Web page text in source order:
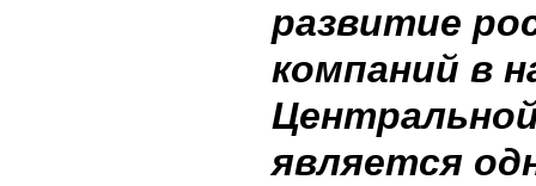
развитие
компаний в
является